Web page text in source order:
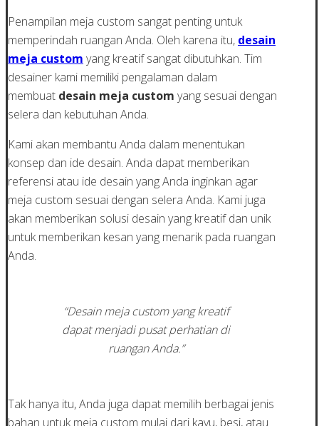
Penampilan meja custom sangat penting untuk
memperindah ruangan Anda. Oleh karena itu, desain
meja custom yang kreatif sangat dibutuhkan. Tim
desainer kami memiliki pengalaman dalam
membuat desain meja custom yang sesuai dengan
selera dan kebutuhan Anda.
Kami akan membantu Anda dalam menentukan
konsep dan ide desain. Anda dapat memberikan
referensi atau ide desain yang Anda inginkan agar
meja custom sesuai dengan selera Anda. Kami juga
akan memberikan solusi desain yang kreatif dan unik
untuk memberikan kesan yang menarik pada ruangan
Anda.
“Desain meja custom yang kreatif
dapat menjadi pusat perhatian di
ruangan Anda.”
Tak hanya itu, Anda juga dapat memilih berbagai jenis
bahan untuk meja custom mulai dari kayu, besi, atau